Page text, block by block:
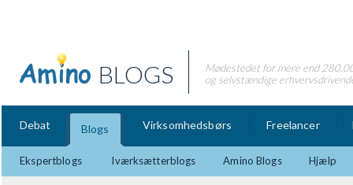
BLOGS
Mødestedet for mere end
og selvstændige
Debat Blogs Virksomhedsbørs Freelancer
Ekspertblogs Iværksætterblogs Amino Blogs Hjælp